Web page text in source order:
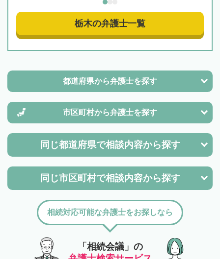
栃木の弁護士一覧
都道府県から弁護士を探す
市区町村から弁護士を探す
同じ都道府県で相談内容から探す
同じ市区町村で相談内容から探す
「相続会議」の
相続対応可能な弁護士をお探しなら